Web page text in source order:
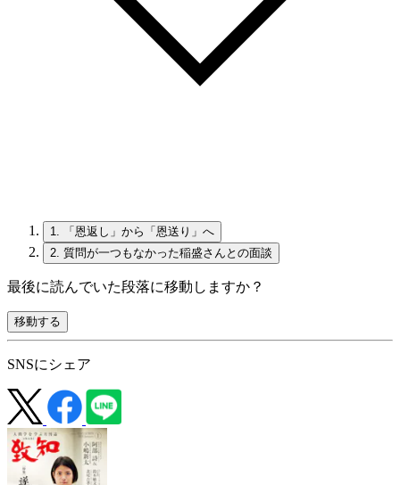
1.
「恩返し」から「恩送り」へ
2. 質問が一つもなかった稲盛さんとの面談
最後に読んでいた段落に移動しますか？
移動する
SNSにシェア